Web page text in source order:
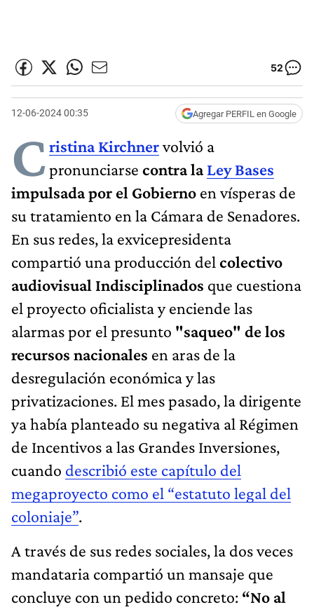
52
12-06-2024 00:35 Agregar PERFIL en Google
Cristina Kirchnervolvió a
pronunciarse contra laLey Bases
impulsada por el Gobierno en vísperas de
su tratamiento en la Cámara de Senadores.
En sus redes, la exvicepresidenta
compartió una producción del colectivo
audiovisual Indisciplinados que cuestiona
el proyecto oficialista y enciende las
alarmas por el presunto "saqueo" de los
recursos nacionales en aras de la
desregulación económica y las
privatizaciones. El mes pasado, la dirigente
ya había planteado su negativa al Régimen
de Incentivos a las Grandes Inversiones,
cuando describió este capítulo del
megaproyecto como el “estatuto legal del
coloniaje”.
A través de sus redes sociales, la dos veces
mandataria compartió un mansaje que
concluye con un pedido concreto: “No al